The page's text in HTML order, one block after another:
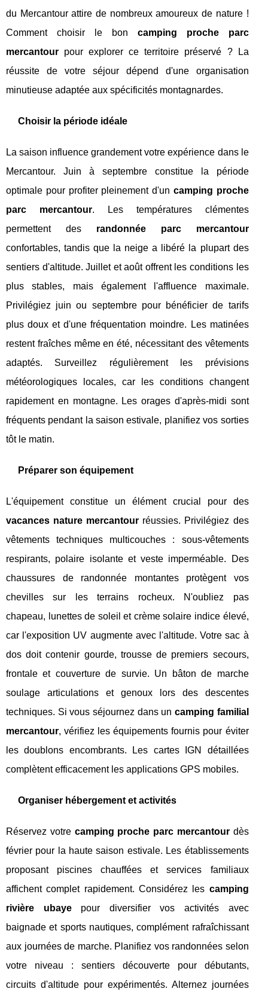
du Mercantour attire de nombreux amoureux de nature !
Comment choisir le bon camping proche parc
mercantour pour explorer ce territoire préservé ? La
réussite de votre séjour dépend d'une organisation
minutieuse adaptée aux spécificités montagnardes.
Choisir la période idéale
La saison influence grandement votre expérience dans le
Mercantour. Juin à septembre constitue la période
optimale pour profiter pleinement d'un camping proche
parc mercantour. Les températures clémentes
permettent des randonnée parc mercantour
confortables, tandis que la neige a libéré la plupart des
sentiers d'altitude. Juillet et août offrent les conditions les
plus stables, mais également l'affluence maximale.
Privilégiez juin ou septembre pour bénéficier de tarifs
plus doux et d'une fréquentation moindre. Les matinées
restent fraîches même en été, nécessitant des vêtements
adaptés. Surveillez régulièrement les prévisions
météorologiques locales, car les conditions changent
rapidement en montagne. Les orages d'après-midi sont
fréquents pendant la saison estivale, planifiez vos sorties
tôt le matin.
Préparer son équipement
L'équipement constitue un élément crucial pour des
vacances nature mercantour réussies. Privilégiez des
vêtements techniques multicouches : sous-vêtements
respirants, polaire isolante et veste imperméable. Des
chaussures de randonnée montantes protègent vos
chevilles sur les terrains rocheux. N'oubliez pas
chapeau, lunettes de soleil et crème solaire indice élevé,
car l'exposition UV augmente avec l'altitude. Votre sac à
dos doit contenir gourde, trousse de premiers secours,
frontale et couverture de survie. Un bâton de marche
soulage articulations et genoux lors des descentes
techniques. Si vous séjournez dans un camping familial
mercantour, vérifiez les équipements fournis pour éviter
les doublons encombrants. Les cartes IGN détaillées
complètent efficacement les applications GPS mobiles.
Organiser hébergement et activités
Réservez votre camping proche parc mercantourdès
février pour la haute saison estivale. Les établissements
proposant piscines chauffées et services familiaux
affichent complet rapidement. Considérez les camping
rivière ubayepour diversifier vos activités avec
baignade et sports nautiques, complément rafraîchissant
aux journées de marche. Planifiez vos randonnées selon
votre niveau : sentiers découverte pour débutants,
circuits d'altitude pour expérimentés. Alternez journées